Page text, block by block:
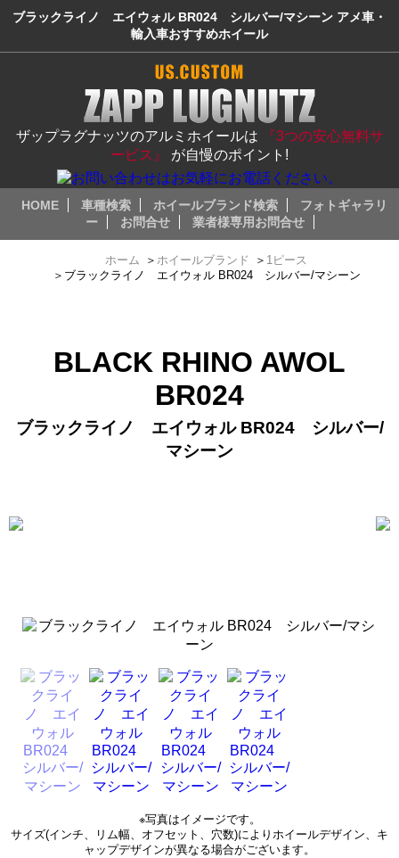
ブラックライノ エイウォル BR024 シルバー/マシーン アメ車・
輸入車おすすめホイール
ザップラグナッツのアルミホイールは
『3つの安心無料サ
ービス』 が自慢のポイント!
HOME 車種検索 ホイールブランド検索
フォトギャラリ
ー
お問合せ 業者様専用お問合せ
ホーム ＞ ホイールブランド ＞ 1ピース
＞ ブラックライノ エイウォル BR024 シルバー/マシーン
BLACK RHINO AWOL
BR024
ブラックライノ エイウォル BR024 シルバー/
マシーン
※写真はイメージです。
サイズ(インチ、リム幅、オフセット、穴数)によりホイールデザイン、キ
ャップデザインが異なる場合がございます。